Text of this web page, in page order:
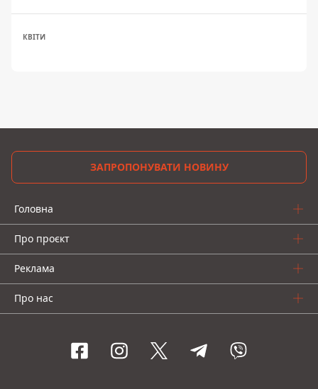
КВІТИ
ЗАПРОПОНУВАТИ НОВИНУ
Головна
Про проєкт
Реклама
Про нас